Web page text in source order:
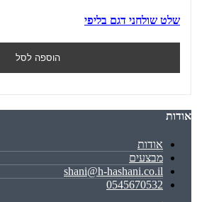
שלט שולחני דגם בליפי
הוספה לסל
אודות
אודות
מבצעים
shani@h-hashani.co.il
0545670532